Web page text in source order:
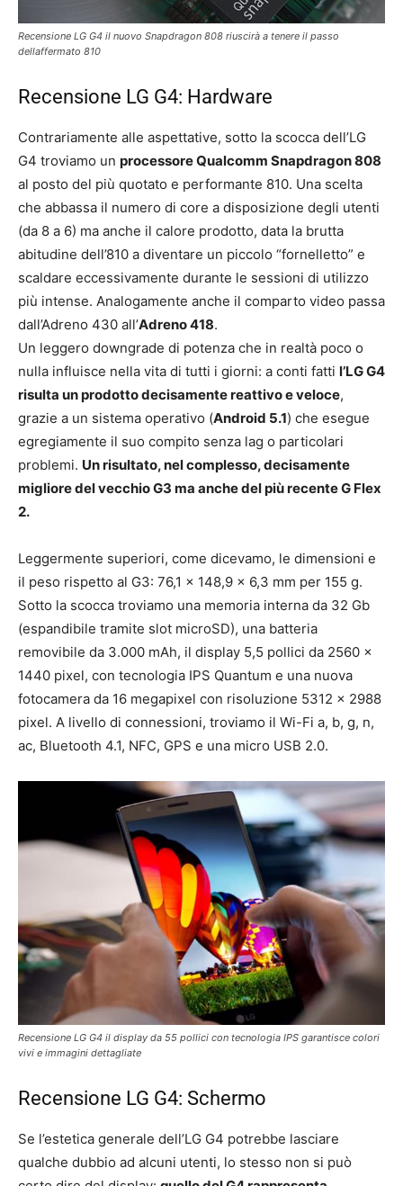
Recensione LG G4 il nuovo Snapdragon 808 riuscirà a tenere il passo
dellaffermato 810
Recensione LG G4: Hardware
Contrariamente alle aspettative, sotto la scocca dell’LG
G4 troviamo un processore Qualcomm Snapdragon 808
al posto del più quotato e performante 810. Una scelta
che abbassa il numero di core a disposizione degli utenti
(da 8 a 6) ma anche il calore prodotto, data la brutta
abitudine dell’810 a diventare un piccolo “fornelletto” e
scaldare eccessivamente durante le sessioni di utilizzo
più intense. Analogamente anche il comparto video passa
dall’Adreno 430 all’Adreno 418.
Un leggero downgrade di potenza che in realtà poco o
nulla influisce nella vita di tutti i giorni: a conti fatti l’LG G4
risulta un prodotto decisamente reattivo e veloce,
grazie a un sistema operativo (Android 5.1) che esegue
egregiamente il suo compito senza lag o particolari
problemi. Un risultato, nel complesso, decisamente
migliore del vecchio G3 ma anche del più recente G Flex
2.
Leggermente superiori, come dicevamo, le dimensioni e
il peso rispetto al G3: 76,1 x 148,9 x 6,3 mm per 155 g.
Sotto la scocca troviamo una memoria interna da 32 Gb
(espandibile tramite slot microSD), una batteria
removibile da 3.000 mAh, il display 5,5 pollici da 2560 x
1440 pixel, con tecnologia IPS Quantum e una nuova
fotocamera da 16 megapixel con risoluzione 5312 x 2988
pixel. A livello di connessioni, troviamo il Wi-Fi a, b, g, n,
ac, Bluetooth 4.1, NFC, GPS e una micro USB 2.0.
Recensione LG G4 il display da 55 pollici con tecnologia IPS garantisce colori
vivi e immagini dettagliate
Recensione LG G4: Schermo
Se l’estetica generale dell’LG G4 potrebbe lasciare
qualche dubbio ad alcuni utenti, lo stesso non si può